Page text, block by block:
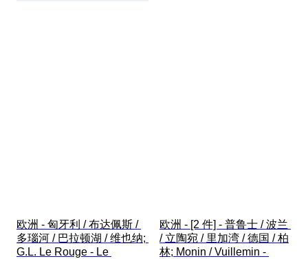
欧洲 - 匈牙利 / 布达佩斯 /
多瑙河 / 巴拉顿湖 / 维也纳;
G.L. Le Rouge - Le
欧洲 - [2 件] - 普鲁士 / 波兰
/ 立陶宛 / 里加湾 / 德国 / 柏
林; Monin / Vuillemin -